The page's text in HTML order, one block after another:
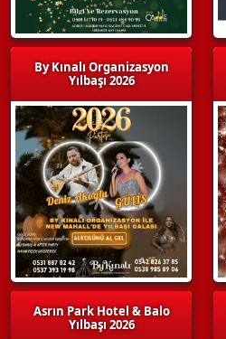
By Kınalı Organizasyon
Yılbaşı 2026
Asrın Park Hotel & Balo
Yılbaşı 2026